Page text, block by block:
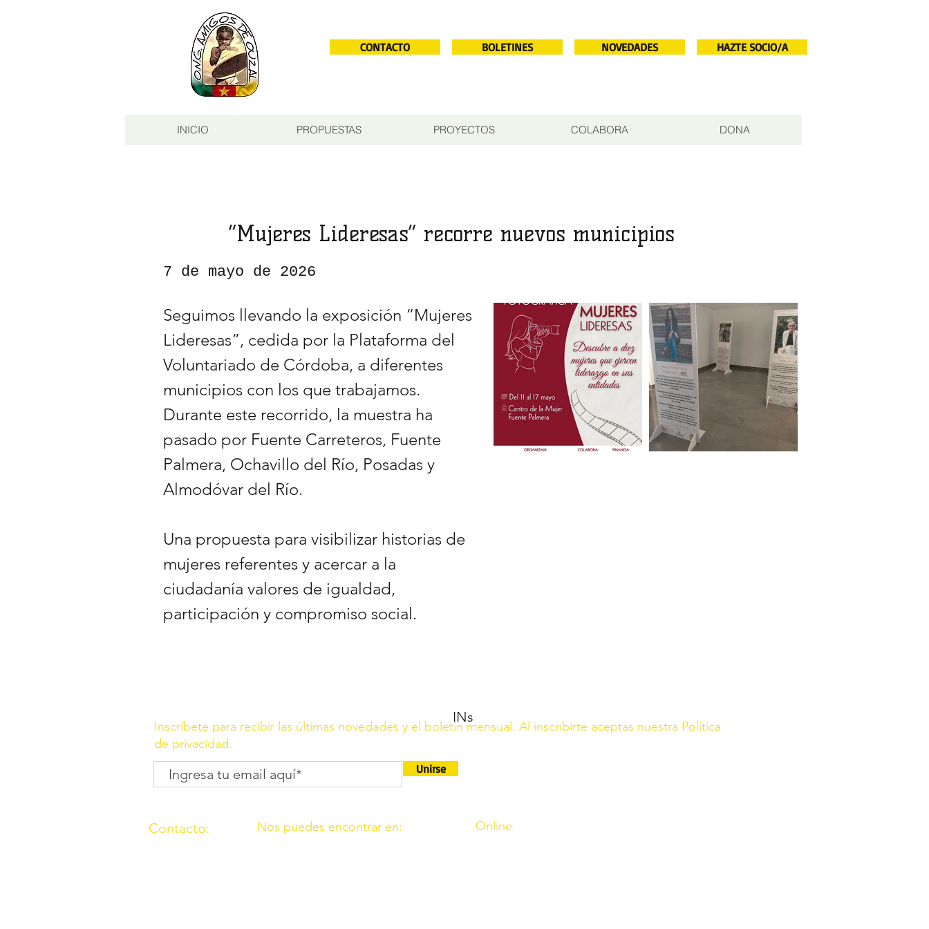
CONTACTO BOLETINES NOVEDADES HAZTE SOCIO/A
INICIO PROPUESTAS PROYECTOS COLABORA DONA
“Mujeres Lideresas” recorre nuevos municipios
7 de mayo de 2026
Seguimos llevando la exposición “Mujeres
Lideresas”, cedida por la Plataforma del
Voluntariado de Córdoba, a diferentes
municipios con los que trabajamos.
Durante este recorrido, la muestra ha
pasado por Fuente Carreteros, Fuente
Palmera, Ochavillo del Río, Posadas y
Almodóvar del Río.
Una propuesta para visibilizar historias de
mujeres referentes y acercar a la
ciudadanía valores de igualdad,
participación y compromiso social.
Online:
Contacto: Nos puedes encontrar en:
Inscríbete para recibir las últimas novedades y el boletín mensual. Al inscribirte aceptas nuestra Política
de privacidad.
Unirse
INs